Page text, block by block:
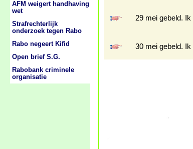
29 mei gebeld.
30 mei gebeld.
AFM weigert handhaving
wet
Strafrechterlijk
onderzoek tegen Rabo
Rabo negeert Kifid
Open brief S.G.
Rabobank criminele
organisatie